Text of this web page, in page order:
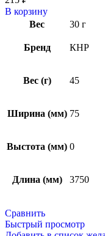
В корзину
Вес
30 г
Бренд КНР
Вес (г) 45
Ширина (мм) 75
Выстота (мм) 0
Длина (мм) 3750
Сравнить
Быстрый просмотр